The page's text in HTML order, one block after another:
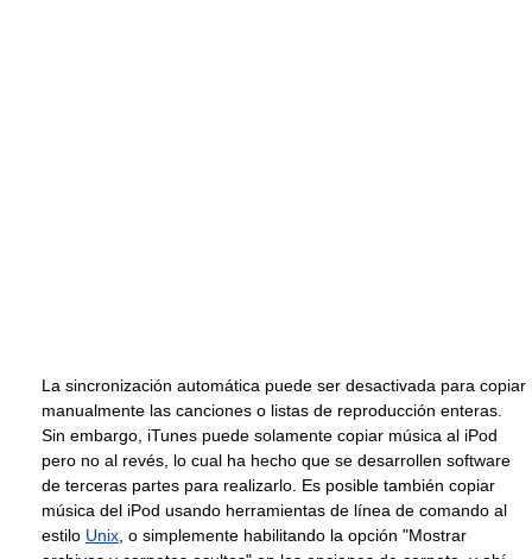
La sincronización automática puede ser desactivada para copiar
manualmente las canciones o listas de reproducción enteras.
Sin embargo, iTunes puede solamente copiar música al iPod
pero no al revés, lo cual ha hecho que se desarrollen software
de terceras partes para realizarlo. Es posible también copiar
música del iPod usando herramientas de línea de comando al
estilo Unix , o simplemente habilitando la opción "Mostrar